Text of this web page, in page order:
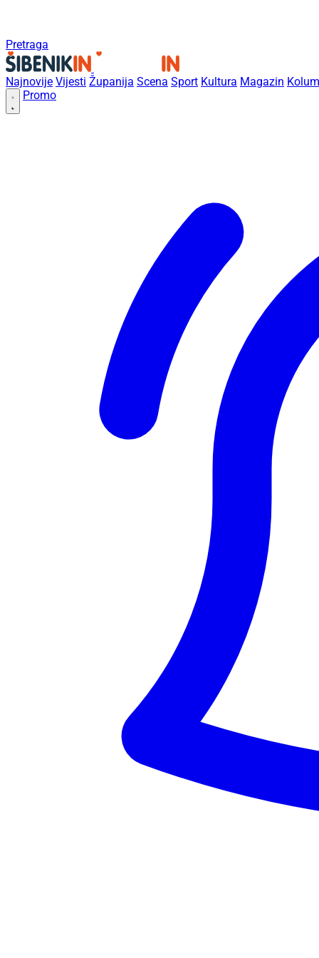
Pretraga
Najnovije Vijesti Županija Scena Sport Kultura Magazin
Promo